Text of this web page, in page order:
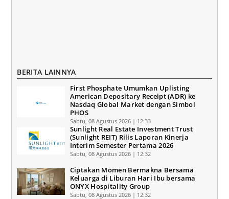
BERITA LAINNYA
First Phosphate Umumkan Uplisting
American Depositary Receipt (ADR) ke
Nasdaq Global Market dengan Simbol
PHOS
Sabtu, 08 Agustus 2026 | 12:33
Sunlight Real Estate Investment Trust
(Sunlight REIT) Rilis Laporan Kinerja
Interim Semester Pertama 2026
Sabtu, 08 Agustus 2026 | 12:32
Ciptakan Momen Bermakna Bersama
Keluarga di Liburan Hari Ibu bersama
ONYX Hospitality Group
Sabtu, 08 Agustus 2026 | 12:32